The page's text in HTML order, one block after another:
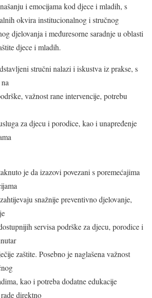
i emocijama kod djece i mladih, s
okvira institucionalnog i stručnog
djelovanja i međuresorne saradnje u oblasti
djece i mladih.
stručni nalazi i iskustva iz prakse, s
važnost rane intervencije, potrebu
za djecu i porodice, kao i unapređenje
je da izazovi povezani s poremećajima
snažnije preventivno djelovanje,
servisa podrške za djecu, porodice i
zaštite. Posebno je naglašena važnost
kao i potreba dodatne edukacije
direktno